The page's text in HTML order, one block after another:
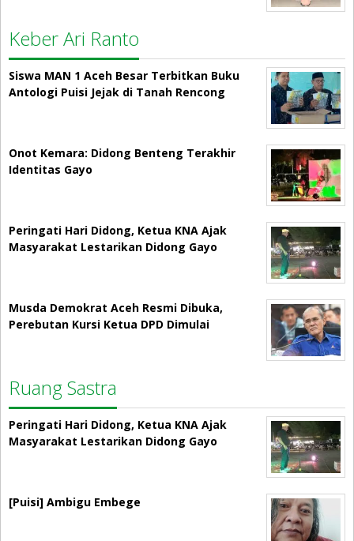
Keber Ari Ranto
Siswa MAN 1 Aceh Besar Terbitkan Buku
Antologi Puisi Jejak di Tanah Rencong
Onot Kemara: Didong Benteng Terakhir
Identitas Gayo
Peringati Hari Didong, Ketua KNA Ajak
Masyarakat Lestarikan Didong Gayo
Musda Demokrat Aceh Resmi Dibuka,
Perebutan Kursi Ketua DPD Dimulai
Ruang Sastra
Peringati Hari Didong, Ketua KNA Ajak
Masyarakat Lestarikan Didong Gayo
[Puisi] Ambigu Embege